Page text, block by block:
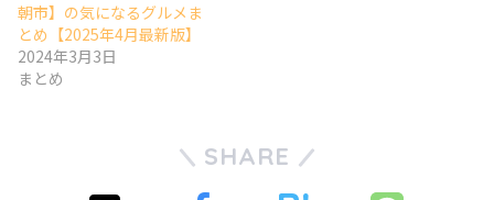
朝市】の気になるグルメま
とめ【2025年4月最新版】
2024年3月3日
まとめ
SHARE